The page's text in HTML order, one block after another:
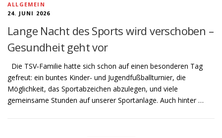
ALLGEMEIN
24. JUNI 2026
Lange Nacht des Sports wird verschoben –
Gesundheit geht vor
Die TSV‑Familie hatte sich schon auf einen besonderen Tag
gefreut: ein buntes Kinder- und Jugendfußballturnier, die
Möglichkeit, das Sportabzeichen abzulegen, und viele
gemeinsame Stunden auf unserer Sportanlage. Auch hinter …